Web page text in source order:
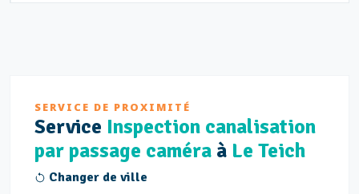
SERVICE DE PROXIMITÉ
Service Inspection canalisation
par passage caméra à Le Teich
Changer de ville